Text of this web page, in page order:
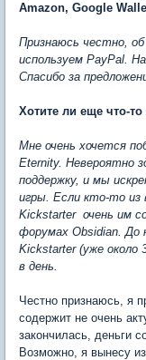
Amazon, Google
Признаюсь честно,
используем PayPal.
Спасибо за
Хотите ли еще что-то
Мне очень хочется
Eternity. Невероятно
поддержку, и мы
игры. Если кто-то из
Kickstarter  очень им
форумах Obsidian. До
Kickstarter (уже около
в день.
Честно признаюсь, я
содержит не очень
закончилась, деньги
Возможно, я вынесу